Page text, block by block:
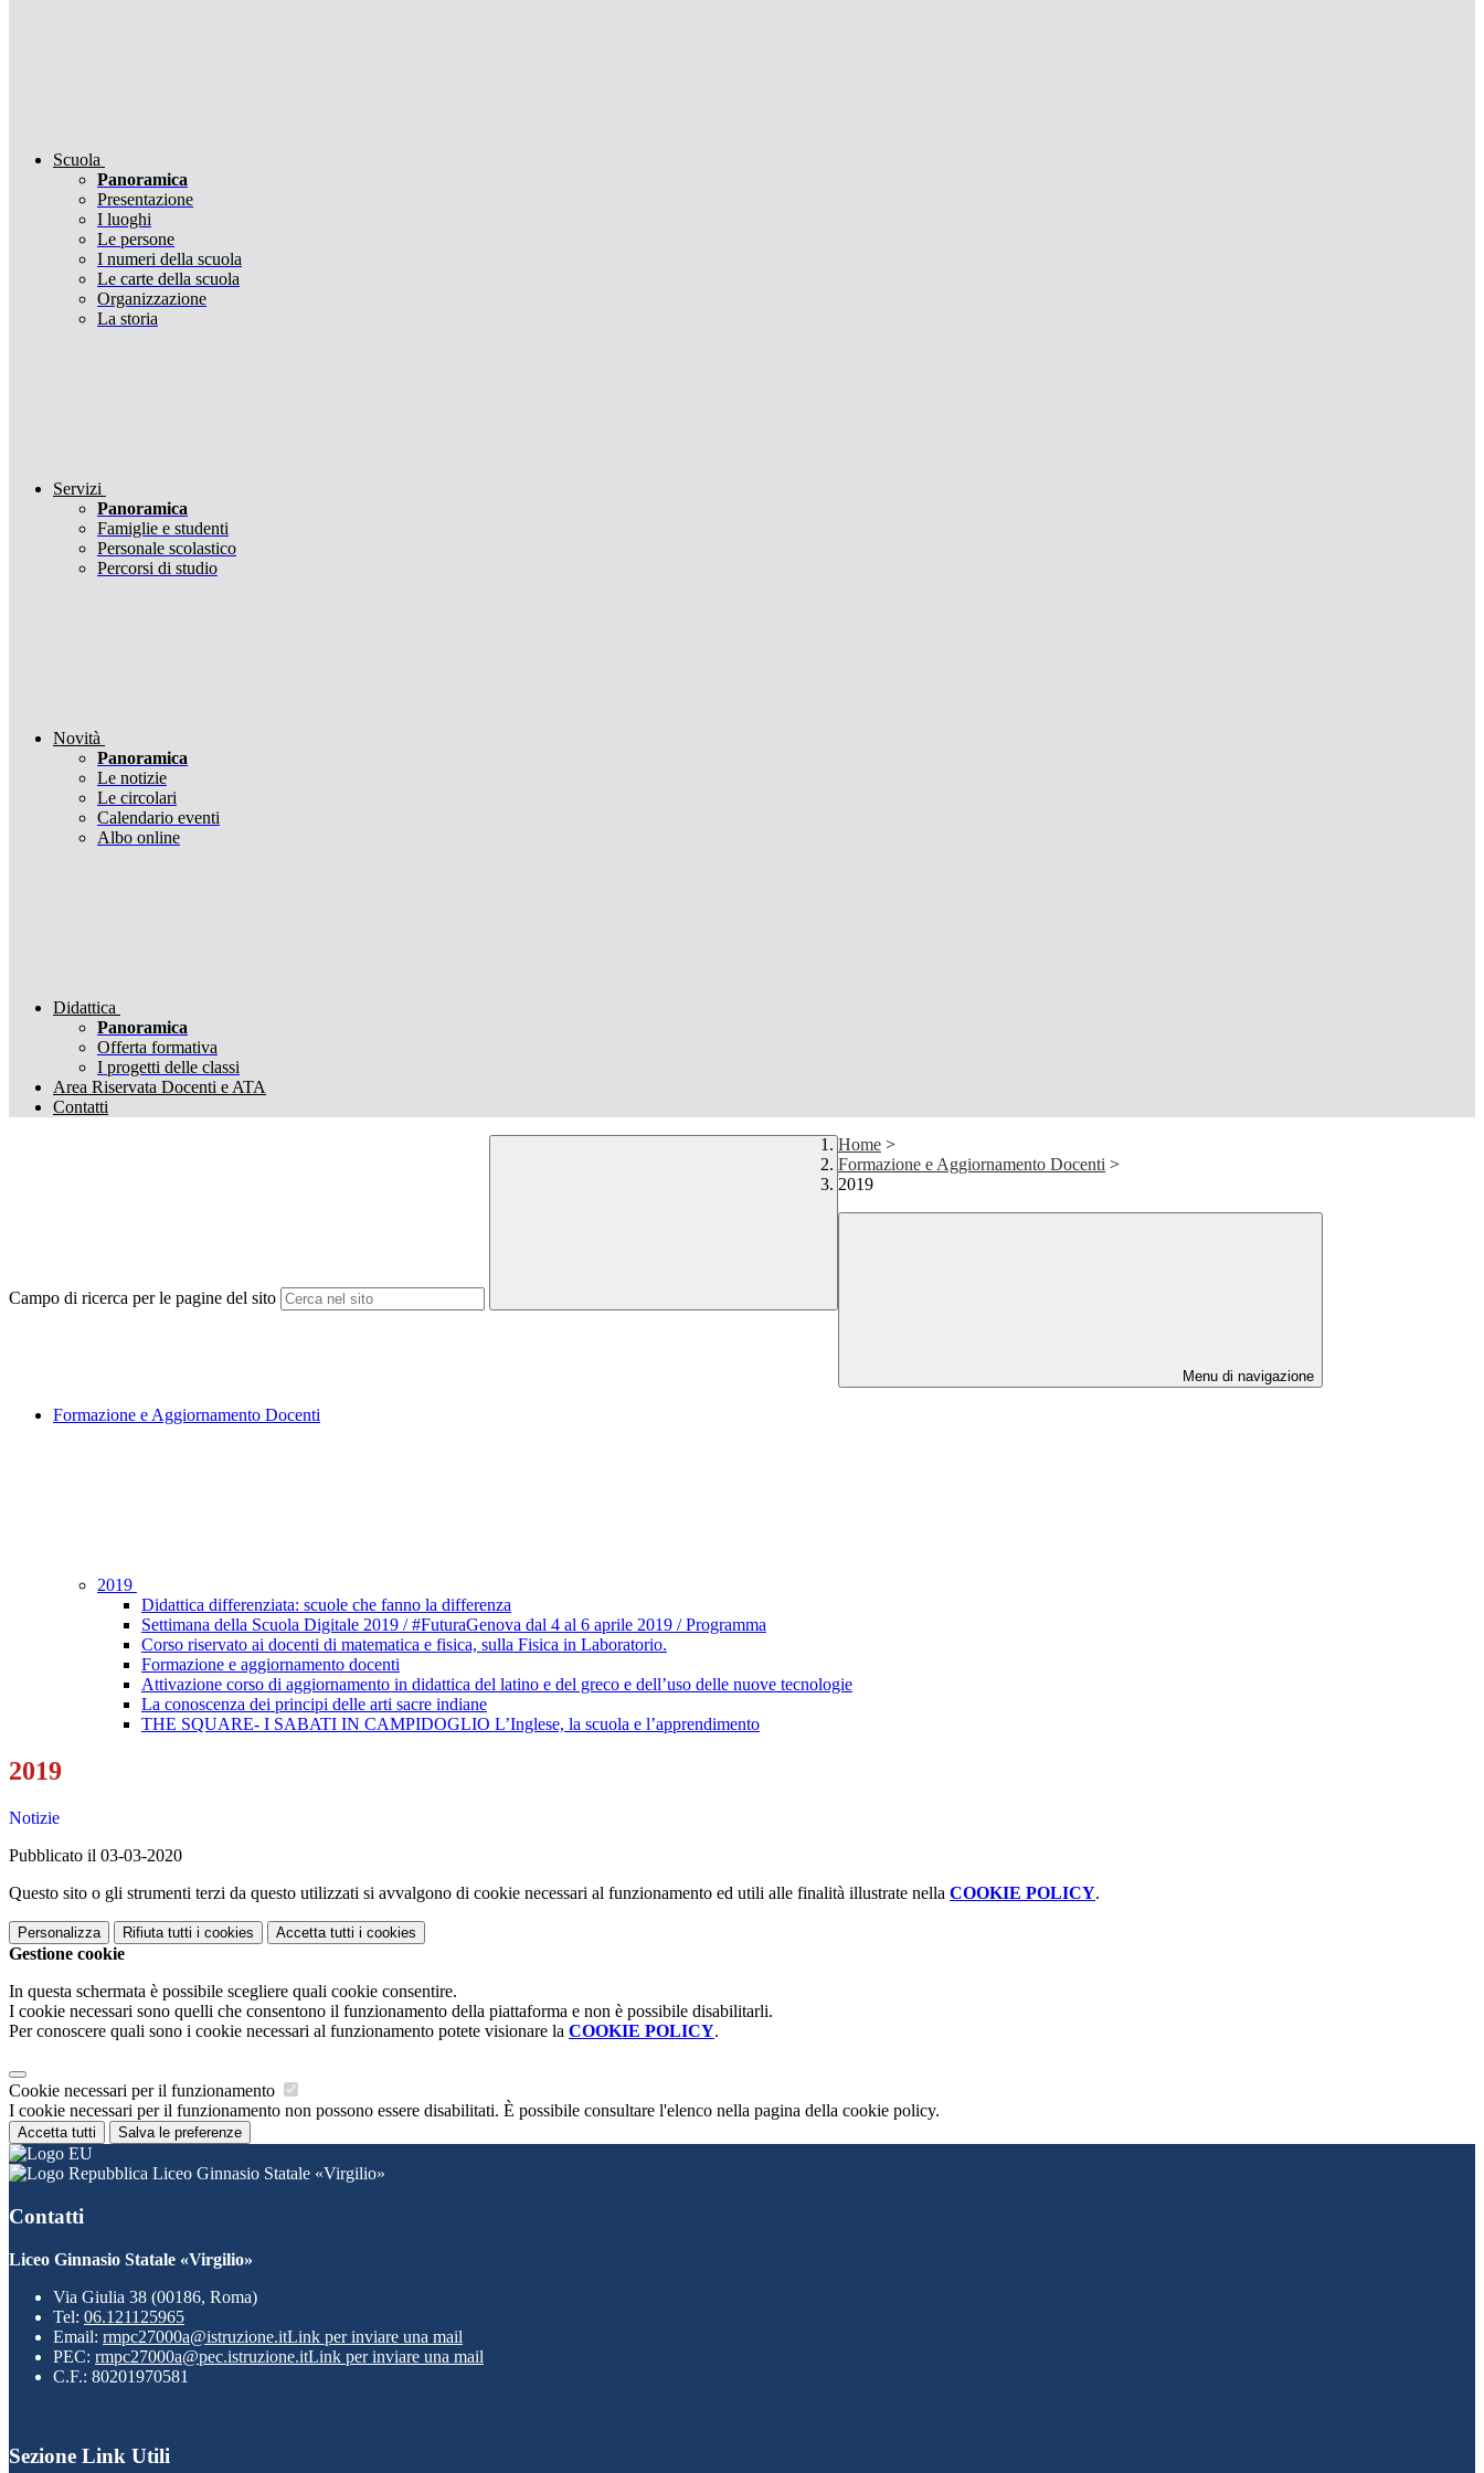
Scuola
Panoramica
Presentazione
I luoghi
Le persone
I numeri della scuola
Le carte della scuola
Organizzazione
La storia
Servizi
Panoramica
Famiglie e studenti
Personale scolastico
Percorsi di studio
Novità
Panoramica
Le notizie
Le circolari
Calendario eventi
Albo online
Didattica
Panoramica
Offerta formativa
I progetti delle classi
Area Riservata Docenti e ATA
Contatti
Campo di ricerca per le pagine del sito
Home >
Formazione e Aggiornamento Docenti >
2019
Menu di navigazione
Formazione e Aggiornamento Docenti
2019
Didattica differenziata: scuole che fanno la differenza
Settimana della Scuola Digitale 2019 / #FuturaGenova dal 4 al 6 aprile 2019 / Programma
Corso riservato ai docenti di matematica e fisica, sulla Fisica in Laboratorio.
Formazione e aggiornamento docenti
Attivazione corso di aggiornamento in didattica del latino e del greco e dell’uso delle nuove tecnologie
La conoscenza dei principi delle arti sacre indiane
THE SQUARE- I SABATI IN CAMPIDOGLIO L’Inglese, la scuola e l’apprendimento
2019
Notizie
Pubblicato il 03-03-2020
Questo sito o gli strumenti terzi da questo utilizzati si avvalgono di cookie necessari al funzionamento ed utili alle finalità illustrate nella COOKIE POLICY.
Personalizza Rifiuta tutti i cookies Accetta tutti i cookies
Gestione cookie
In questa schermata è possibile scegliere quali cookie consentire.
I cookie necessari sono quelli che consentono il funzionamento della piattaforma e non è possibile disabilitarli.
Per conoscere quali sono i cookie necessari al funzionamento potete visionare la COOKIE POLICY.
Cookie necessari per il funzionamento
I cookie necessari per il funzionamento non possono essere disabilitati. È possibile consultare l'elenco nella pagina della cookie policy.
Accetta tutti Salva le preferenze
Liceo Ginnasio Statale «Virgilio»
Contatti
Liceo Ginnasio Statale «Virgilio»
Via Giulia 38 (00186, Roma)
Tel: 06.121125965
Email: rmpc27000a@istruzione.itLink per inviare una mail
PEC: rmpc27000a@pec.istruzione.itLink per inviare una mail
C.F.: 80201970581
Sezione Link Utili